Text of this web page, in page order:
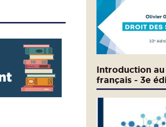
Introduction
français - 3e